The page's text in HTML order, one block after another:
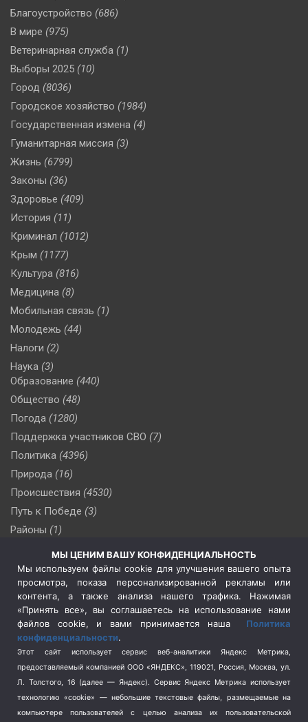
Благоустройство (686)
В мире (975)
Ветеринарная служба (1)
Выборы 2025 (10)
Город (8036)
Городское хозяйство (1984)
Государственная измена (4)
Гуманитарная миссия (3)
Жизнь (6799)
Законы (36)
Здоровье (409)
История (11)
Криминал (1012)
Крым (1177)
Культура (816)
Медицина (8)
Мобильная связь (1)
Молодежь (44)
Налоги (2)
Наука (3)
Образование (440)
Общество (48)
Погода (1280)
Поддержка участников СВО (7)
Политика (4396)
Природа (16)
Происшествия (4530)
Путь к Победе (3)
Районы (1)
Сельское хозяйство (3)
Социальная политика
(3)
Спецоперация в Украине
Спецоперация на Украине
(404)
Спорт (740)
Терроризм (1)
Транспорт (262)
Туризм (178)
МЫ ЦЕНИМ ВАШУ КОНФИДЕНЦИАЛЬНОСТЬ
Мы используем файлы cookie для улучшения вашего опыта
просмотра, показа персонализированной рекламы или
контента, а также анализа нашего трафика. Нажимая
«Принять все», вы соглашаетесь на использование нами
файлов cookie, и вами принимается наша Политика
конфиденциальности.
Этот сайт использует сервис веб-аналитики Яндекс Метрика,
предоставляемый компанией ООО «ЯНДЕКС», 119021, Россия, Москва, ул.
Л. Толстого, 16 (далее — Яндекс). Сервис Яндекс Метрика использует
технологию «cookie» — небольшие текстовые файлы, размещаемые на
компьютере пользователей с целью анализа их пользовательской